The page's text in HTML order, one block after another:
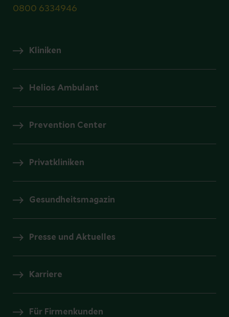
0800 6334946
Kliniken
Helios Ambulant
Prevention Center
Privatkliniken
Gesundheitsmagazin
Presse und Aktuelles
Karriere
Für Firmenkunden